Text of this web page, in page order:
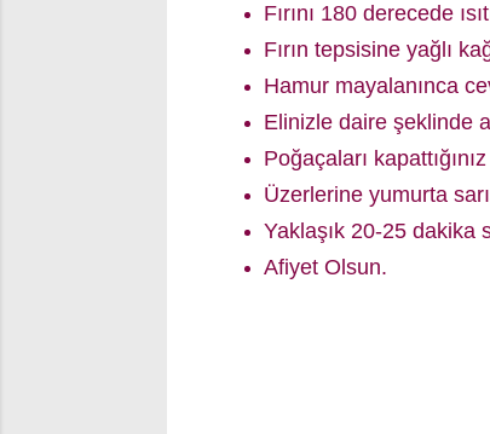
Fırını 180 derecede
Fırın tepsisine yağlı
Hamur mayalanınca
Elinizle daire şeklinde
Poğaçaları
Üzerlerine yumurta
Yaklaşık 20-25 dakika
Afiyet Olsun.